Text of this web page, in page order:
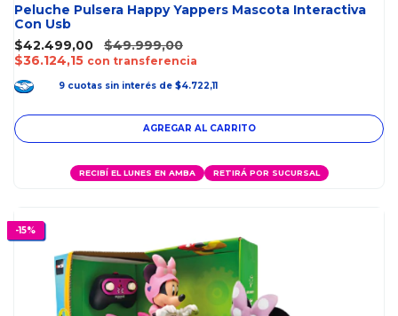
Peluche Pulsera Happy Yappers Mascota Interactiva
Con Usb
$42.499,00
$49.999,00
$36.124,15 con transferencia
9 cuotas sin interés de $4.722,11
AGREGAR AL CARRITO
RECIBÍ EL LUNES EN AMBA RETIRÁ POR SUCURSAL
-15%